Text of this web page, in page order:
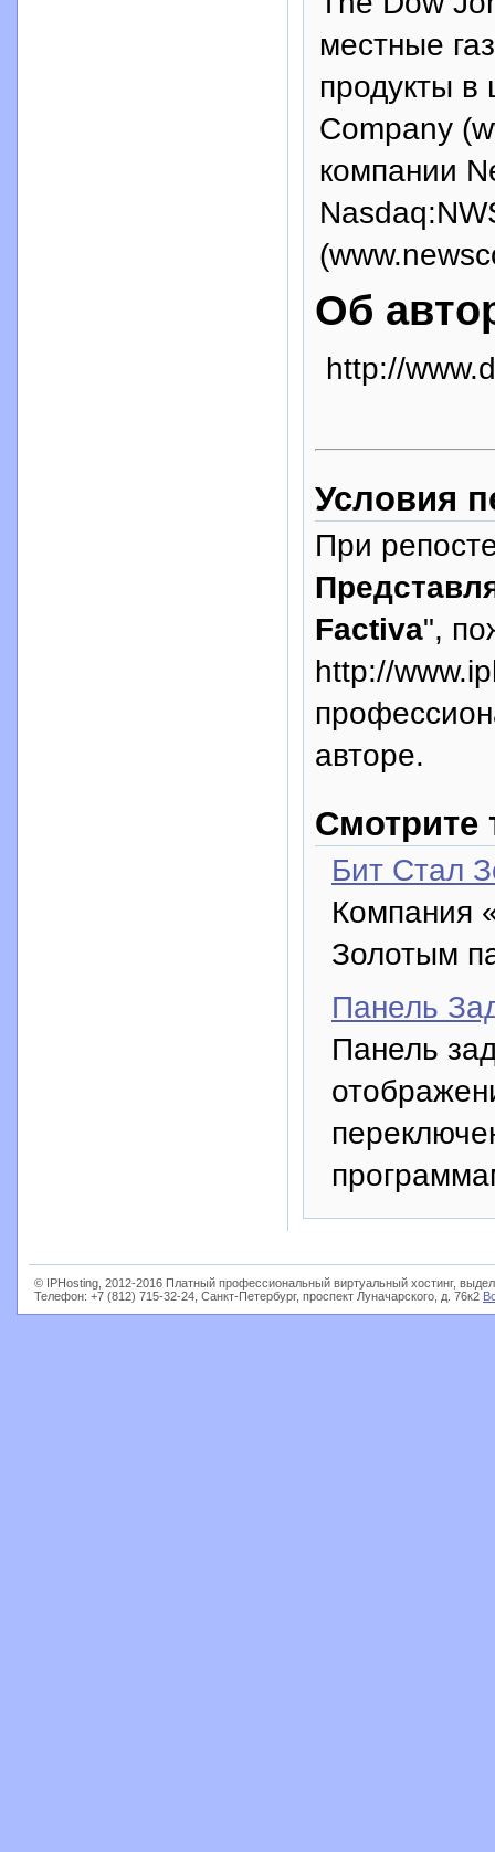
местные
продукты
Company
компании
Об
http://
Условия
При
Factiva",
http://
авторе.
Смотрите
Бит Стал
Компания
Золотым
Панель
Панель
© IPHosting, 2012-2016 Платный профессиональный виртуальный хостинг,
Телефон: +7 (812) 715-32-24, Санкт-Петербург, проспект Луначарского, д. 76к2